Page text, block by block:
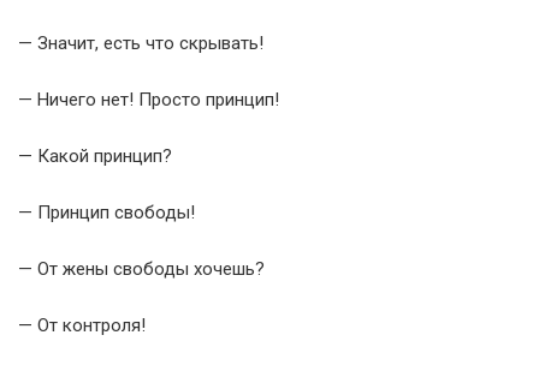
— Значит, есть что скрывать!
— Ничего нет! Просто принцип!
— Какой принцип?
— Принцип свободы!
— От жены свободы хочешь?
— От контроля!